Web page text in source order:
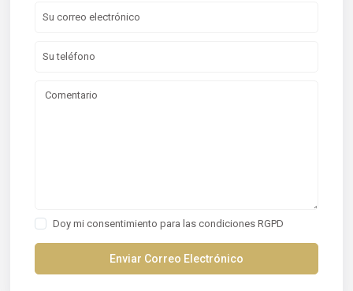
Doy mi consentimiento para lascondiciones RGPD